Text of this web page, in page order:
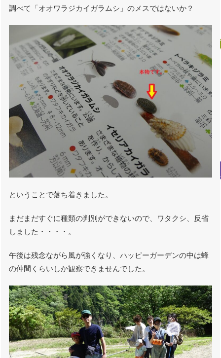
調べて「オオワラジカイガラムシ」のメスではないか？
ということで落ち着きました。
まだまだすぐに種類の判別ができないので、ワタクシ、反省
しました・・・・。
午後は残念ながら風が強くなり、ハッピーガーデンの中は蜂
の仲間くらいしか観察できませんでした。